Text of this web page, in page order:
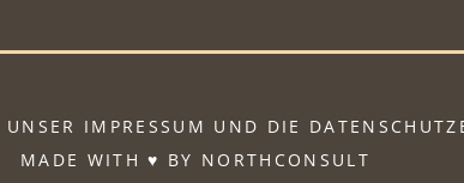
UNSER IMPRESSUM UND DIE
MADE WITH ♥ BY NORTHCONSULT